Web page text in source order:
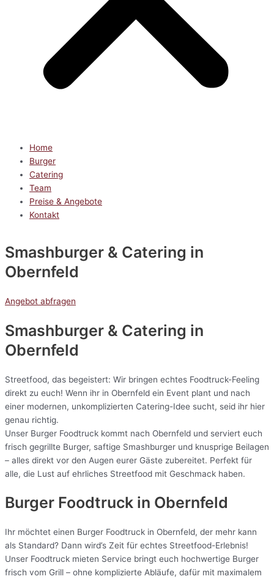
Home
Burger
Catering
Team
Preise & Angebote
Kontakt
Smashburger & Catering in
Obernfeld
Angebot abfragen
Smashburger & Catering in
Obernfeld
Streetfood, das begeistert: Wir bringen echtes Foodtruck-Feeling
direkt zu euch! Wenn ihr in Obernfeld ein Event plant und nach
einer modernen, unkomplizierten Catering-Idee sucht, seid ihr hier
genau richtig.
Unser Burger Foodtruck kommt nach Obernfeld und serviert euch
frisch gegrillte Burger, saftige Smashburger und knusprige Beilagen
– alles direkt vor den Augen eurer Gäste zubereitet. Perfekt für
alle, die Lust auf ehrliches Streetfood mit Geschmack haben.
Burger Foodtruck in Obernfeld
Ihr möchtet einen Burger Foodtruck in Obernfeld, der mehr kann
als Standard? Dann wird’s Zeit für echtes Streetfood-Erlebnis!
Unser Foodtruck mieten Service bringt euch hochwertige Burger
frisch vom Grill – ohne komplizierte Abläufe, dafür mit maximalem